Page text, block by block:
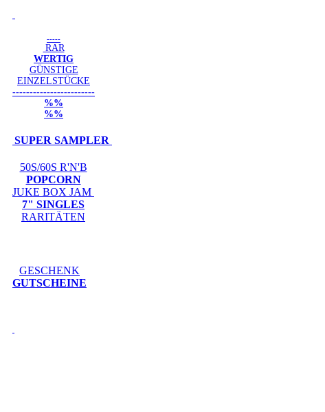
-----
RAR
WERTIG
GÜNSTIGE
EINZELSTÜCKE
------------------------
%%
%%
SUPER SAMPLER
50S/60S R'N'B
POPCORN
JUKE BOX JAM
7" SINGLES
RARITÄTEN
GESCHENK
GUTSCHEINE